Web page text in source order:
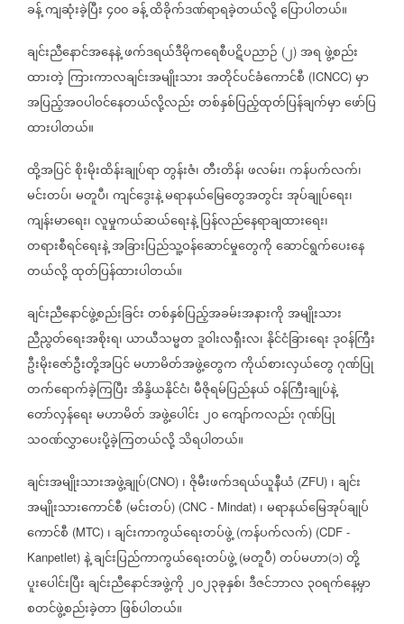
ခန့်ကျဆုံးခဲ့ပြီး၄၀၀ခန့်ထိခိုက်ဒဏ်ရာရခဲ့တယ်လို့ပြောပါတယ်။
ချင်းညီနောင်အနေနဲ့ဖက်ဒရယ်ဒီမိုကရေစီပဋိပညာဉ် (၂) အရဖွဲ့စည်း
ထားတဲ့ ကြားကာလချင်းအမျိုးသားအတိုင်ပင်ခံကောင်စီ (ICNCC) မှာ
အပြည့်အဝပါဝင်နေတယ်လို့လည်းတစ်နှစ်ပြည့်ထုတ်ပြန်ချက်မှာဖော်ပြ
ထားပါတယ်။
ထို့အပြင်စိုးမိုးထိန်းချုပ်ရာတွန်းဇံ၊တီးတိန်၊ဖလမ်း၊ကန်ပက်လက်၊
မင်းတပ်၊မတူပီ၊ကျင်ဒွေးနဲ့မရာနယ်မြေတွေအတွင်းအုပ်ချုပ်ရေး၊
ကျန်းမာရေး၊လူမှုကယ်ဆယ်ရေးနဲ့ပြန်လည်နေရာချထားရေး၊
တရားစီရင်ရေးနဲ့အခြားပြည်သူ့ဝန်ဆောင်မှုတွေကိုဆောင်ရွက်ပေးနေ
တယ်လို့ထုတ်ပြန်ထားပါတယ်။
ချင်းညီနောင်ဖွဲ့စည်းခြင်းတစ်နှစ်ပြည့်အခမ်းအနားကိုအမျိုးသား
ညီညွတ်ရေးအစိုးရ၊ယာယီသမ္မတဒူဝါးလရှီးလ၊နိုင်ငံခြားရေးဒုဝန်ကြီး
ဦးမိုးဇော်ဦးတို့အပြင်မဟာမိတ်အဖွဲ့တွေကကိုယ်စားလှယ်တွေဂုဏ်ပြု
တက်ရောက်ခဲ့ကြပြီးအိန္ဒိယနိုင်ငံ၊မီဇိုရမ်ပြည်နယ်ဝန်ကြီးချုပ်နဲ့
တော်လှန်ရေးမဟာမိတ်အဖွဲ့ပေါင်း၂၀ကျော်ကလည်းဂုဏ်ပြု
သဝဏ်လွှာပေးပို့ခဲ့ကြတယ်လို့သိရပါတယ်။
ချင်းအမျိုးသားအဖွဲ့ချုပ်(CNO) ၊ဇိုမီးဖက်ဒရယ်ယူနီယံ (ZFU) ၊ချင်း
အမျိုးသားကောင်စီ (မင်းတပ်) (CNC - Mindat) ၊မရာနယ်မြေအုပ်ချုပ်
ကောင်စီ (MTC) ၊ချင်းကာကွယ်ရေးတပ်ဖွဲ့ (ကန်ပက်လက်) (CDF -
Kanpetlet) နဲ့ချင်းပြည်ကာကွယ်ရေးတပ်ဖွဲ့ (မတူပီ) တပ်မဟာ(၁) တို့
ပူးပေါင်းပြီးချင်းညီနောင်အဖွဲ့ကို၂၀၂၃ခုနှစ်၊ဒီဇင်ဘာလ ၃၀ရက်နေ့မှာ
စတင်ဖွဲ့စည်းခဲ့တာဖြစ်ပါတယ်။